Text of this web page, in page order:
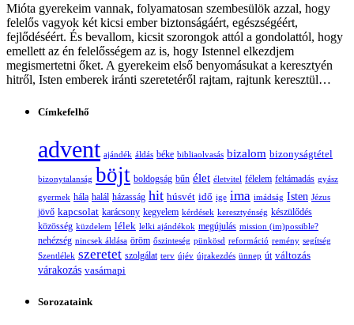
Mióta gyerekeim vannak, folyamatosan szembesülök azzal, hogy
felelős vagyok két kicsi ember biztonságáért, egészségéért,
fejlődéséért. És bevallom, kicsit szorongok attól a gondolattól, hogy
emellett az én felelősségem az is, hogy Istennel elkezdjem
megismertetni őket. A gyerekeim első benyomásukat a keresztyén
hitről, Isten emberek iránti szeretetéről rajtam, rajtunk keresztül…
Címkefelhő
advent ajándék áldás béke bibliaolvasás bizalom bizonyságtétel
bizonytalanság böjt boldogság bűn élet életvitel félelem feltámadás gyász
gyermek hála halál házasság hit húsvét idő ige ima imádság Isten Jézus
jövő kapcsolat karácsony kegyelem kérdések keresztyénség készülődés
közösség küzdelem lélek lelki ajándékok megújulás mission (im)possible?
nehézség nincsek áldása öröm őszinteség pünkösd reformáció remény segítség
Szentlélek szeretet szolgálat terv újév újrakezdés ünnep út változás
várakozás vasárnapi
Sorozataink